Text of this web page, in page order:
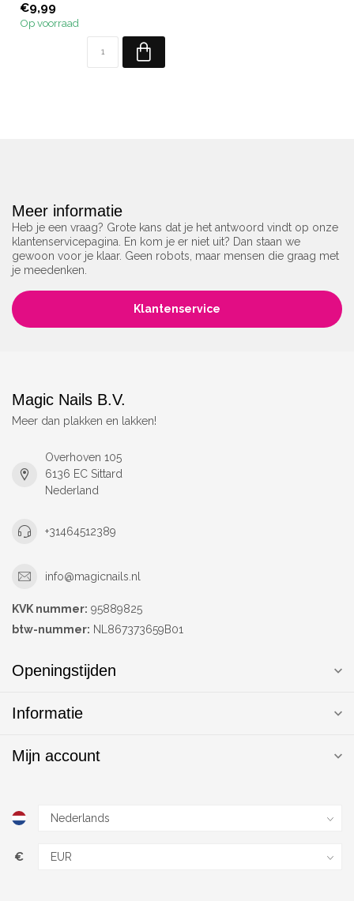
€9,99
Op voorraad
Meer informatie
Heb je een vraag? Grote kans dat je het antwoord vindt op onze
klantenservicepagina. En kom je er niet uit? Dan staan we
gewoon voor je klaar. Geen robots, maar mensen die graag met
je meedenken.
Klantenservice
Magic Nails B.V.
Meer dan plakken en lakken!
Overhoven 105
6136 EC Sittard
Nederland
+31464512389
info@magicnails.nl
KVK nummer: 95889825
btw-nummer: NL867373659B01
Openingstijden
Informatie
Mijn account
€